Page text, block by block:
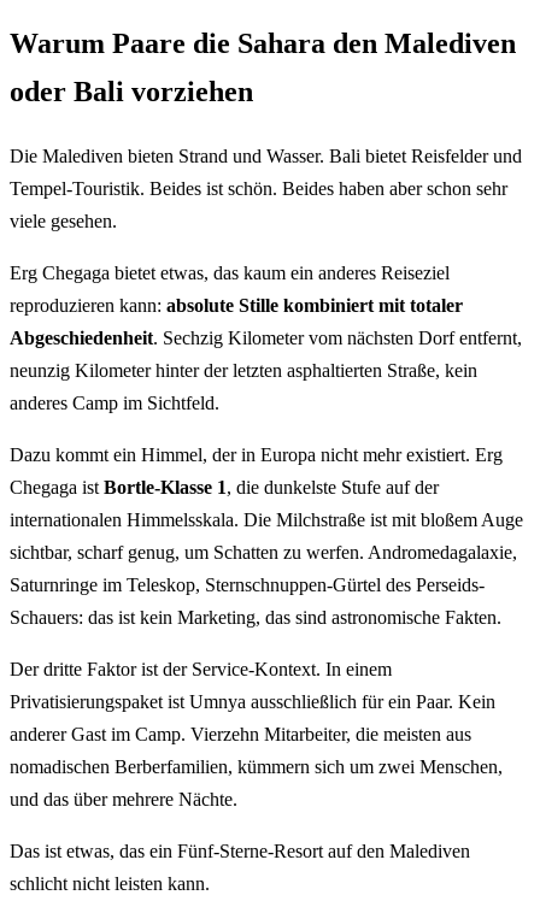
Warum Paare die Sahara den Malediven
oder Bali vorziehen
Die Malediven bieten Strand und Wasser. Bali bietet Reisfelder und
Tempel-Touristik. Beides ist schön. Beides haben aber schon sehr
viele gesehen.
Erg Chegaga bietet etwas, das kaum ein anderes Reiseziel
reproduzieren kann: absolute Stille kombiniert mit totaler
Abgeschiedenheit. Sechzig Kilometer vom nächsten Dorf entfernt,
neunzig Kilometer hinter der letzten asphaltierten Straße, kein
anderes Camp im Sichtfeld.
Dazu kommt ein Himmel, der in Europa nicht mehr existiert. Erg
Chegaga ist Bortle-Klasse 1, die dunkelste Stufe auf der
internationalen Himmelsskala. Die Milchstraße ist mit bloßem Auge
sichtbar, scharf genug, um Schatten zu werfen. Andromedagalaxie,
Saturnringe im Teleskop, Sternschnuppen-Gürtel des Perseids-
Schauers: das ist kein Marketing, das sind astronomische Fakten.
Der dritte Faktor ist der Service-Kontext. In einem
Privatisierungspaket ist Umnya ausschließlich für ein Paar. Kein
anderer Gast im Camp. Vierzehn Mitarbeiter, die meisten aus
nomadischen Berberfamilien, kümmern sich um zwei Menschen,
und das über mehrere Nächte.
Das ist etwas, das ein Fünf-Sterne-Resort auf den Malediven
schlicht nicht leisten kann.